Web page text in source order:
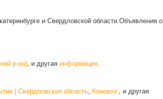
и Свердловской области.Объявления о
р-он), и другая информация.
| Свердловская область, Коневоз , и другая